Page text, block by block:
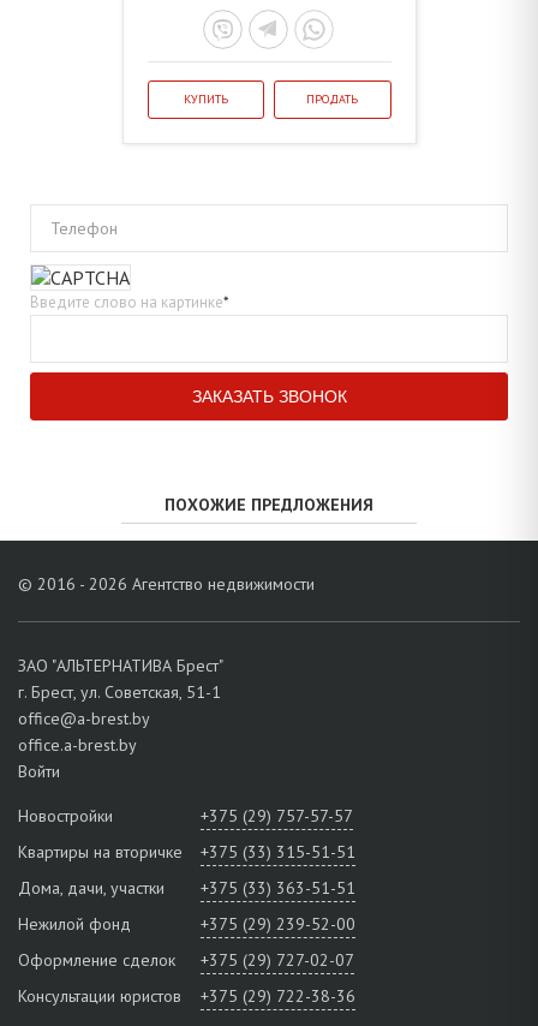
КУПИТЬ ПРОДАТЬ
Телефон
Введите слово на картинке*
ПОХОЖИЕ ПРЕДЛОЖЕНИЯ
© 2016 - 2026 Агентство недвижимости
ЗАО "АЛЬТЕРНАТИВА Брест"
г. Брест, ул. Советская, 51-1
office@a-brest.by
office.a-brest.by
Войти
Новостройки
+375 (29) 757-57-57
Квартиры на вторичке
+375 (33) 315-51-51
Дома, дачи, участки
+375 (33) 363-51-51
Нежилой фонд
+375 (29) 239-52-00
Оформление сделок
+375 (29) 727-02-07
Консультации юристов
+375 (29) 722-38-36